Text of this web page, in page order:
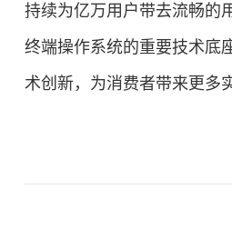
持续为亿万用户带去流畅的
终端操作系统的重要技术底
术创新，为消费者带来更多